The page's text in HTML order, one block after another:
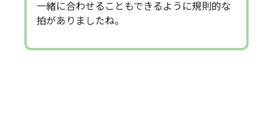
一緒に合わせることもできるように規則的な
拍がありましたね。